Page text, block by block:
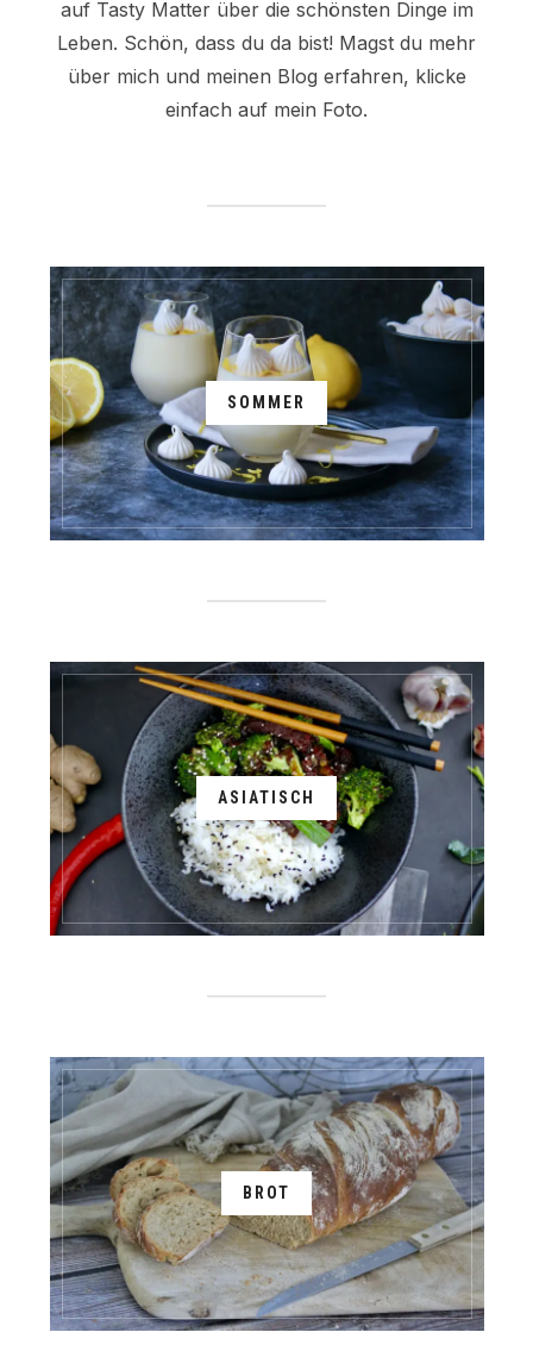
auf Tasty Matter über die schönsten Dinge im
Leben. Schön, dass du da bist! Magst du mehr
über mich und meinen Blog erfahren, klicke
einfach auf mein Foto.
SOMMER
ASIATISCH
BROT